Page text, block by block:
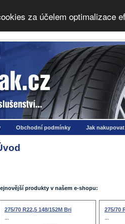
za účelem optimalizace
Obchodní podmínky Jak nakupovat
produkty v našem e-shopu:
275/70 R22,5 148/152M Bri
275/70